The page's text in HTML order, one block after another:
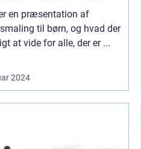
en præsentation af
til børn, og hvad der
at vide for alle, der er ...
2024